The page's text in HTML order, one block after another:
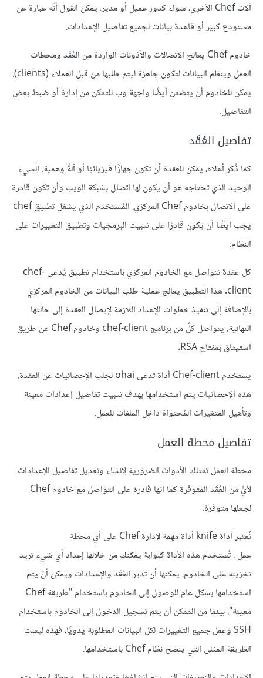
آلات Chef الأخرى، سواء كدور عميل أو مدير. يمكن القول أنّه عبارة عن
مستودع كبير أو قاعدة بيانات لجميع تفاصيل الإعدادات.
خادوم Chef يعالج الاتصالات والأذونات الواردة من العُقَد ومحطات
العمل وينظم البيانات لتكون جاهزة ليتم طلبها من قبل العملاء (clients).
يمكن للخادوم أن يتضمن أيضًا واجهة وب للتمكن من إدارة أو ضبط بعض
التفاصيل.
تفاصيل العُقَد
كما ذُكر أعلاه، يمكن للعقدة أن تكون جهازًا فيزيائيًا أو آلةً وهمية. الشيء
الوحيد الذي تحتاجه هو أن يكون لها اتصال بشبكة الويب وأن تكون قادرة
على الاتصال بخادوم Chef المركزي. المُستخدم الذي يشغل تطبيق chef
يجب أيضًا أن يكون قادرًا على تثبيت البرمجيات وتطبيق التغييرات على
النظام.
كل عقدة تتواصل مع الخادوم المركزي باستخدام تطبيق يُدعى chef-
client. هذا التطبيق يعالج عملية طلب البيانات من الخادوم المركزي
بالإضافة إلى تنفيذ خطوات الإعداد اللازمة لإيصال العقدة إلى حالتها
النهائية. يتواصل كلٌ من برنامج chef-client وخادوم Chef عن طريق
استيثاق بمفتاح RSA.
يستخدمChef-client
أداة تدعى ohai لجلب الإحصائيات عن العقدة.
هذه الإحصائيات يتم استخدامها بهدف تثبيت تفاصيل إعدادات معينة
وتأهيل المتغيرات المُحتواة داخل الملفات للعمل.
تفاصيل محطة العمل
محطة العمل تمتلك الأدوات الضرورية لإنشاء وتعديل تفاصيل الإعدادات
لأيٍّ من العُقَد المتوفرة كما أنها قادرة على التواصل مع خادوم Chef
لجعلها متوفرة.
تُعتبرأداة knife
أداة مهمة لإدارة Chef على أي محطة
عمل . تُستخدمهذه الأداةكبوابة يمكنك من خلالها إعداد أي شيء تريد
تخزينه على الخادوم. يمكنها أن تدير العُقَد والإعدادات ويمكن أنّ يتم
استخدامها بشكل عام للوصول إلى الخادوم باستخدام "طريقة Chef
معينة". بينما من الممكن أن يتم تسجيل الدخول إلى الخادوم باستخدام
SSH وعمل جميع التغييرات لكل البيانات المطلوبة يدويًا، فهذه ليست
الطريقة المثلى التي ينصح نظام Chef باستخدامها.